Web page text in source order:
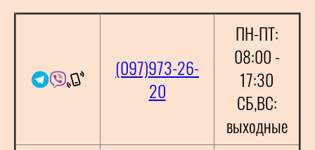
(097)973-26-
20
ПН-ПТ:
08:00 -
17:30
СБ,ВС:
выходные